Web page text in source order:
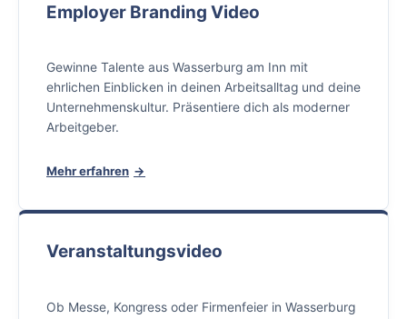
Employer Branding Video
Gewinne Talente aus Wasserburg am Inn mit
ehrlichen Einblicken in deinen Arbeitsalltag und deine
Unternehmenskultur. Präsentiere dich als moderner
Arbeitgeber.
Mehr erfahren
Veranstaltungsvideo
Ob Messe, Kongress oder Firmenfeier in Wasserburg